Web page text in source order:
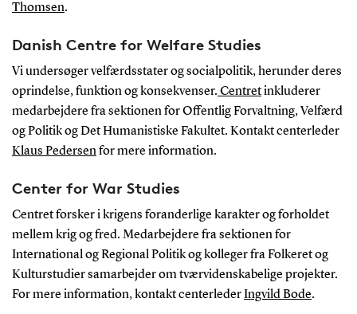
Thomsen.
Danish Centre for Welfare Studies
Vi undersøger velfærdsstater og socialpolitik, herunder deres
oprindelse, funktion og konsekvenser. Centretinkluderer
medarbejdere fra sektionen for Offentlig Forvaltning, Velfærd
og Politik og Det Humanistiske Fakultet. Kontakt centerleder
Klaus Pedersenfor mere information.
Center for War Studies
Centret forsker i krigens foranderlige karakter og forholdet
mellem krig og fred. Medarbejdere fra sektionen for
International og Regional Politik og kolleger fra Folkeret og
Kulturstudier samarbejder om tværvidenskabelige projekter.
For mere information, kontakt centerlederIngvild Bode.